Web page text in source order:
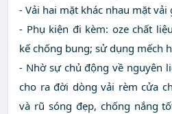
- Vải hai mặt khác nhau mặt vải
- Phụ kiện đi kèm: oze chất
kế chống bung; sử dụng mếch
- Nhờ sự chủ động về nguyên
cho ra đời dòng vải rèm cửa
và rũ sóng đẹp, chống nắng